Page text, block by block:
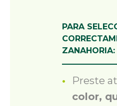
PARA
ZANAHORIA:
Preste
color,